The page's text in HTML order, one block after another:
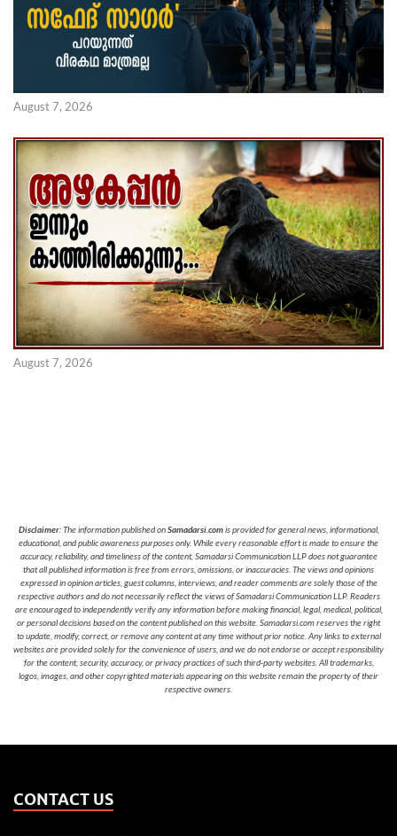
August 7, 2026
August 7, 2026
Disclaimer: The information published onSamadarsi.comis provided for general news, informational,
educational, and public awareness purposes only. While every reasonable effort is made to ensure the
accuracy, reliability, and timeliness of the content, Samadarsi Communication LLP does not guarantee
that all published information is free from errors, omissions, or inaccuracies. The views and opinions
expressed in opinion articles, guest columns, interviews, and reader comments are solely those of the
respective authors and do not necessarily reflect the views of Samadarsi Communication LLP. Readers
are encouraged to independently verify any information before making financial, legal, medical, political,
or personal decisions based on the content published on this website. Samadarsi.com reserves the right
to update, modify, correct, or remove any content at any time without prior notice. Any links to external
websites are provided solely for the convenience of users, and we do not endorse or accept responsibility
for the content, security, accuracy, or privacy practices of such third-party websites. All trademarks,
logos, images, and other copyrighted materials appearing on this website remain the property of their
respective owners.
CONTACT US